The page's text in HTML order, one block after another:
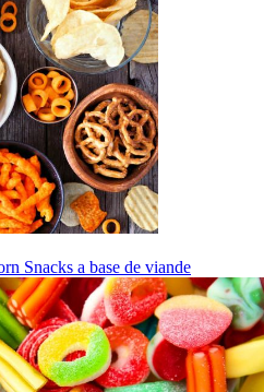
Snacks a base de viande